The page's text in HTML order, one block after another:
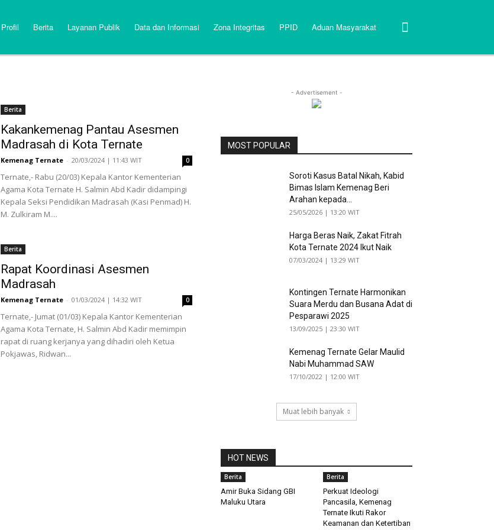
Profil Berita Layanan Publik Data dan Informasi Zona Integritas PPID Aduan Masyarakat
Berita
Kakankemenag Pantau Asesmen
Madrasah di Kota Ternate
Kemenag Ternate - 20/03/2024 | 11:43 WIT 0
Ternate,- Rabu (20/03) Kepala Kantor Kementerian
Agama Kota Ternate H. Salmin Abd Kadir didampingi
Kepala Seksi Pendidikan Madrasah (Kasi Penmad) H.
M. Zulkiram M....
Berita
Rapat Koordinasi Asesmen
Madrasah
Kemenag Ternate - 01/03/2024 | 14:32 WIT 0
Ternate,- Jumat (01/03) Kepala Kantor Kementerian
Agama Kota Ternate, H. Salmin Abd Kadir memimpin
rapat di ruang kerjanya yang dihadiri oleh Ketua
Pokjawas, Ridwan...
- Advertisement -
MOST POPULAR
Soroti Kasus Batal Nikah, Kabid
Bimas Islam Kemenag Beri
Arahan kepada...
25/05/2026 | 13:20 WIT
Harga Beras Naik, Zakat Fitrah
Kota Ternate 2024 Ikut Naik
07/03/2024 | 13:29 WIT
Kontingen Ternate Harmonikan
Suara Merdu dan Busana Adat di
Pesparawi 2025
13/09/2025 | 23:30 WIT
Kemenag Ternate Gelar Maulid
Nabi Muhammad SAW
17/10/2022 | 12:00 WIT
Muat lebih banyak
HOT NEWS
Berita
Amir Buka Sidang GBI
Maluku Utara
Berita
Perkuat Ideologi
Pancasila, Kemenag
Ternate Ikuti Rakor
Keamanan dan Ketertiban